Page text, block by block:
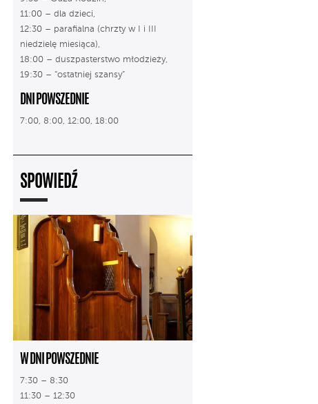
11:00 – dla dzieci,
12:30 – parafialna (chrzty w I i III
niedzielę miesiąca),
18:00 – duszpasterstwo młodzieży,
19:30 – “ostatniej szansy”
DNI POWSZEDNIE
7:00, 8:00, 12:00, 18:00
SPOWIEDŹ
W DNI POWSZEDNIE
7:30 – 8:30
11:30 – 12:30